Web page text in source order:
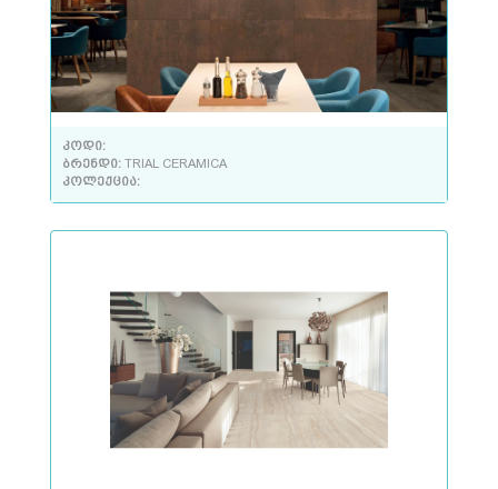
კოდი:
ბრენდი: TRIAL CERAMICA
კოლექცია: